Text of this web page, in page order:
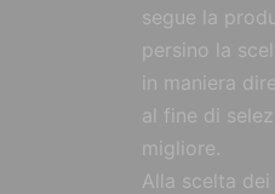
segue la
persino la
in maniera
al fine di
migliore.
Alla scelta